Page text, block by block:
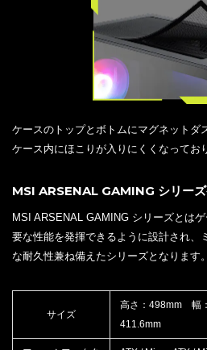
ケースのトップとボトムにマグネットダ
ケース内にほこりが入りにくくなってお
MSI ARSENAL GAMING シリー
MSI ARSENAL GAMING シリーズとは
要な性能を発揮できるように設計され、
な耐久性兼ね備えたシリーズとなります。
サイズ
高さ：498mm 幅
411.6mm